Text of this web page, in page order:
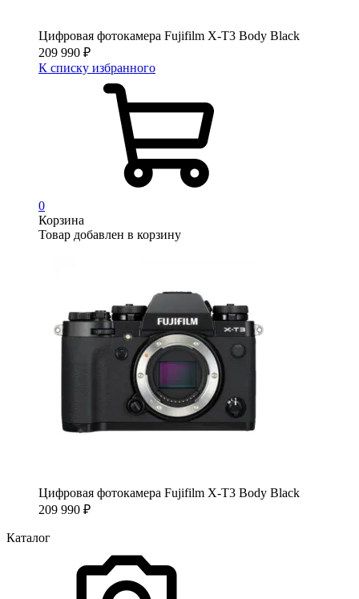
Цифровая фотокамера Fujifilm X-T3 Body Black
209 990 ₽
К списку избранного
0
Корзина
Товар добавлен в корзину
Цифровая фотокамера Fujifilm X-T3 Body Black
209 990 ₽
Каталог